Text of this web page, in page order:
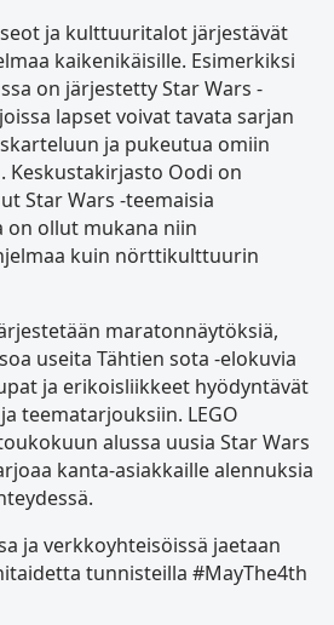
ja kulttuuritalot järjestävät
kaikenikäisille. Esimerkiksi
on järjestetty Star Wars -
lapset voivat tavata sarjan
ja pukeutua omiin
Keskustakirjasto Oodi on
Star Wars -teemaisia
on ollut mukana niin
kuin nörttikulttuurin
maratonnäytöksiä,
useita Tähtien sota -elokuvia
ja erikoisliikkeet hyödyntävät
teematarjouksiin. LEGO
alussa uusia Star Wars
kanta-asiakkaille alennuksia
ja verkkoyhteisöissä jaetaan
tunnisteilla #MayThe4th